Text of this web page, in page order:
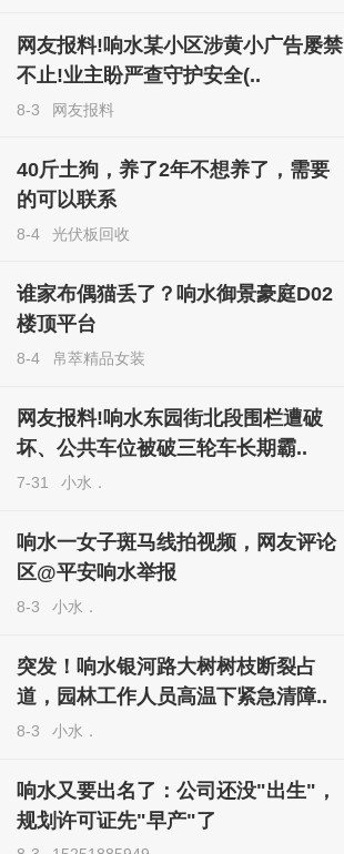
网友报料!响水某小区涉黄小广告屡禁
不止!业主盼严查守护安全(..
8-3 网友报料
40斤土狗，养了2年不想养了，需要
的可以联系
8-4 光伏板回收
谁家布偶猫丢了？响水御景豪庭D02
楼顶平台
8-4 帛萃精品女装
网友报料!响水东园街北段围栏遭破
坏、公共车位被破三轮车长期霸..
7-31 小水．
响水一女子斑马线拍视频，网友评论
区@平安响水举报
8-3 小水．
突发！响水银河路大树树枝断裂占
道，园林工作人员高温下紧急清障..
8-3 小水．
响水又要出名了：公司还没"出生"，
规划许可证先"早产"了